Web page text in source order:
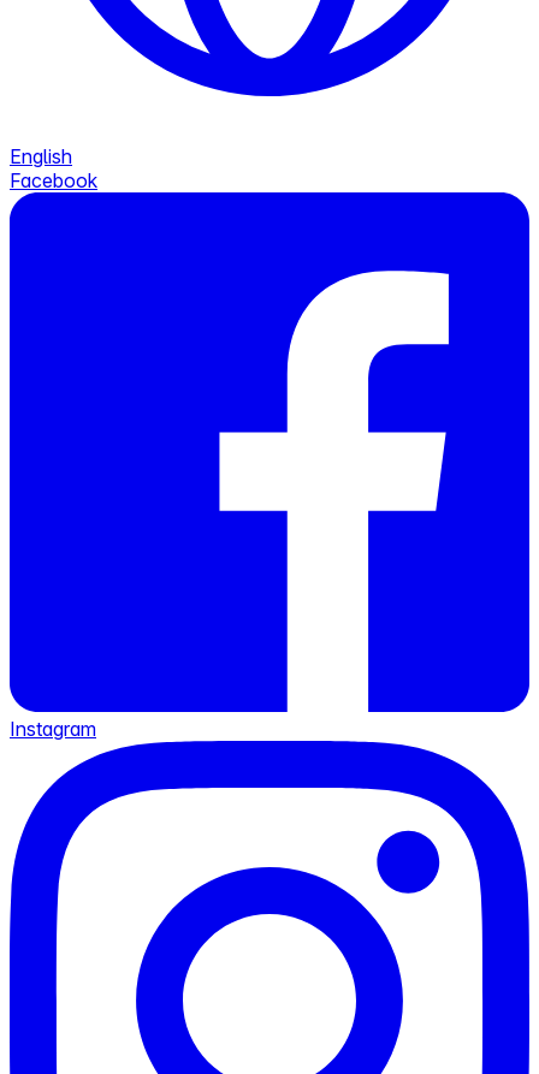
English
Facebook
Instagram